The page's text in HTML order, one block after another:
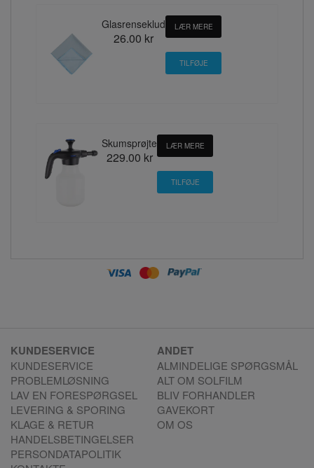
Glasrenseklud
26.00 kr
LÆR MERE
Skumsprøjte
229.00 kr
LÆR MERE
KUNDESERVICE
KUNDESERVICE
PROBLEMLØSNING
LAV EN FORESPØRGSEL
LEVERING & SPORING
KLAGE & RETUR
HANDELSBETINGELSER
PERSONDATAPOLITIK
ANDET
ALMINDELIGE SPØRGSMÅL
ALT OM SOLFILM
BLIV FORHANDLER
GAVEKORT
OM OS